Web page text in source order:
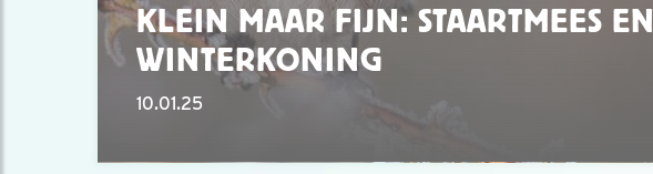
KLEIN MAAR FIJN: STAARTMEES EN
WINTERKONING
10.01.25